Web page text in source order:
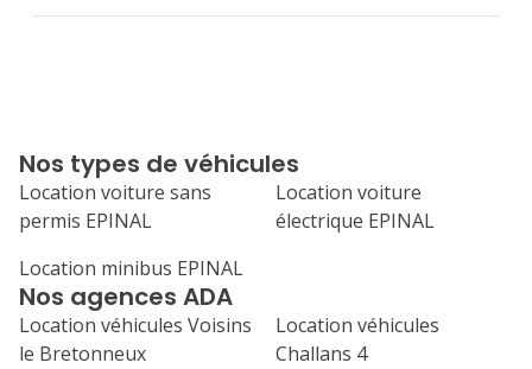
Nos agences ADA
Location véhicules Voisins
le Bretonneux
Location véhicules
Challans 4
Nos types de véhicules
Location voiture sans
permis EPINAL
Location voiture
électrique EPINAL
Location minibus EPINAL